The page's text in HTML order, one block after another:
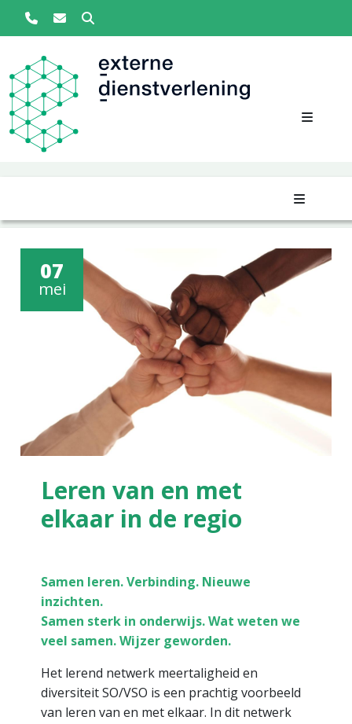
Overslaan en naar de inhoud gaan
07
mei
Leren van en met
elkaar in de regio
Samen leren. Verbinding. Nieuwe
inzichten.
Samen sterk in onderwijs. Wat weten we
veel samen. Wijzer geworden.
Het lerend netwerk meertaligheid en
diversiteit SO/VSO is een prachtig voorbeeld
van leren van en met elkaar. In dit netwerk